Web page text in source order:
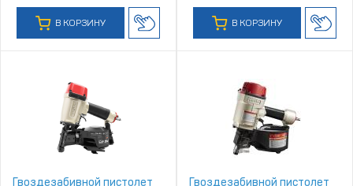
В КОРЗИНУ В КОРЗИНУ
Гвоздезабивной пистолет
Гвоздезабивной пистолет